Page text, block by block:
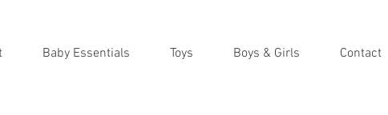
Baby Essentials Toys Boys & Girls Contact